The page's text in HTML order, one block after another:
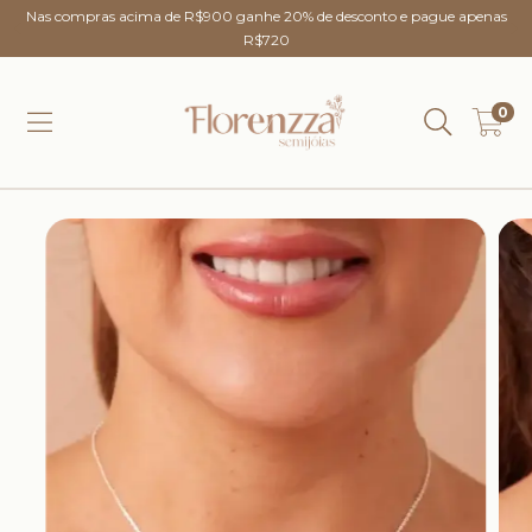
Nas compras acima de R$900 ganhe 20% de desconto e pague apenas
R$720
0